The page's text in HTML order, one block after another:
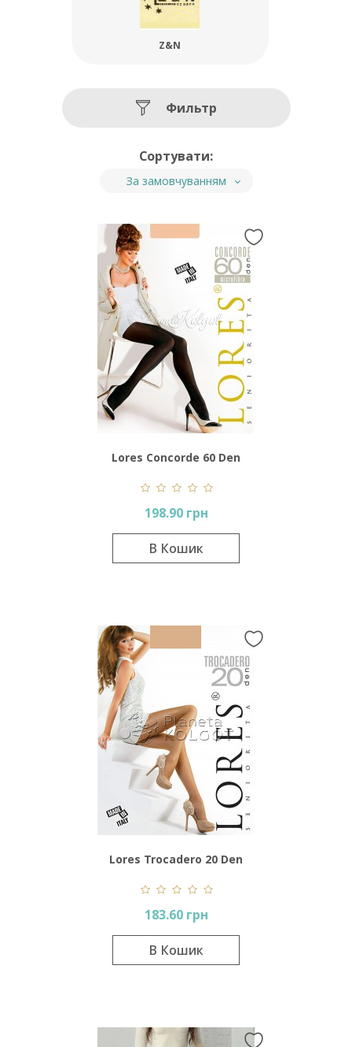
Z&N
Фильтр
Сортувати:
За замовчуванням
Lores Concorde 60 Den
198.90 грн
В Кошик
Lores Trocadero 20 Den
183.60 грн
В Кошик